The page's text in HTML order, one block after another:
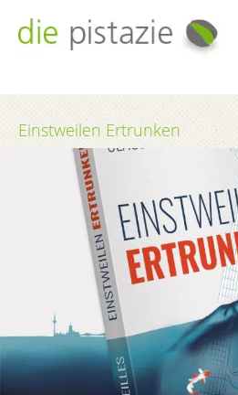
Einstweilen Ertrunken